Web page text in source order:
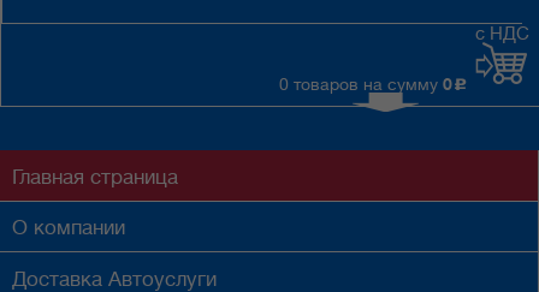
0 товаров на сумму 0 c
с НДС
Главная страница
О компании
Доставка Автоуслуги